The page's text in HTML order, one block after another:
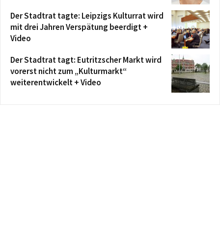
Der Stadtrat tagte: Leipzigs Kulturrat wird
mit drei Jahren Verspätung beerdigt +
Video
Der Stadtrat tagt: Eutritzscher Markt wird
vorerst nicht zum „Kulturmarkt“
weiterentwickelt + Video